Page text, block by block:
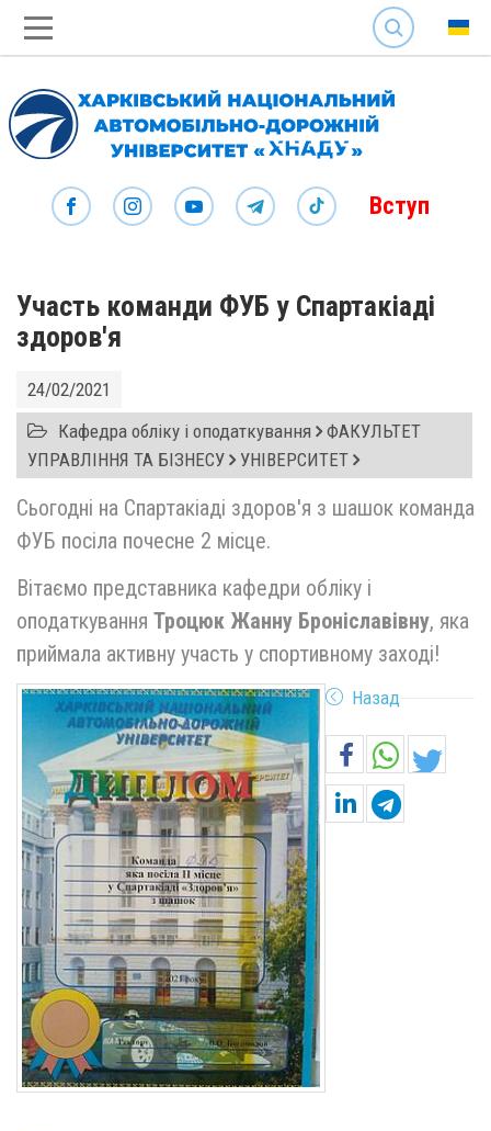
SEARCH
Вступ
Участь команди ФУБ у Спартакіаді
здоров'я
24/02/2021
Кафедра обліку і оподаткування ФАКУЛЬТЕТ
УПРАВЛІННЯ ТА БІЗНЕСУ УНІВЕРСИТЕТ
Сьогодні на Спартакіаді здоров'я з шашок команда
ФУБ посіла почесне 2 місце.
Вітаємо представника кафедри обліку і
оподаткування Троцюк Жанну Броніславівну, яка
приймала активну участь у спортивному заході!
Назад